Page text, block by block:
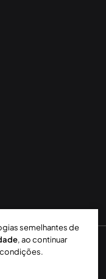
411J
semelhantes de
, ao continuar